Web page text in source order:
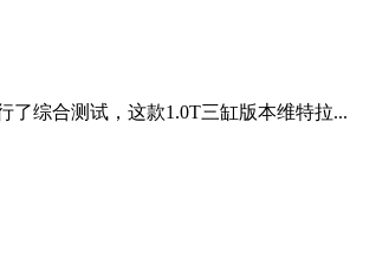
了综合测试，这款1.0T三缸版本维特拉...